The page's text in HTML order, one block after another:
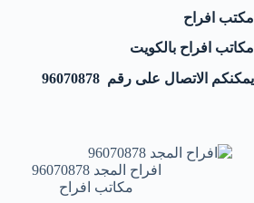
مكتب افراح
مكاتب افراح بالكويت
يمكنكم الاتصال على رقم 96070878
افراح المجد 96070878
مكاتب افراح